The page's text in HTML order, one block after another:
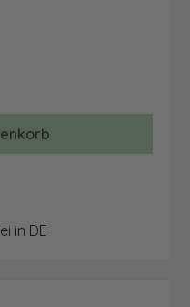
benutze die Schaltflächen
in DE